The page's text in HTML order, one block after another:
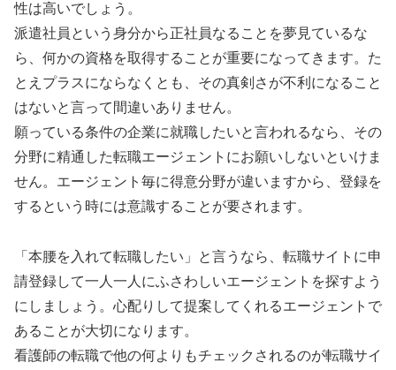
性は高いでしょう。
派遣社員という身分から正社員なることを夢見ているな
ら、何かの資格を取得することが重要になってきます。た
とえプラスにならなくとも、その真剣さが不利になること
はないと言って間違いありません。
願っている条件の企業に就職したいと言われるなら、その
分野に精通した転職エージェントにお願いしないといけま
せん。エージェント毎に得意分野が違いますから、登録を
するという時には意識することが要されます。
「本腰を入れて転職したい」と言うなら、転職サイトに申
請登録して一人一人にふさわしいエージェントを探すよう
にしましょう。心配りして提案してくれるエージェントで
あることが大切になります。
看護師の転職で他の何よりもチェックされるのが転職サイ